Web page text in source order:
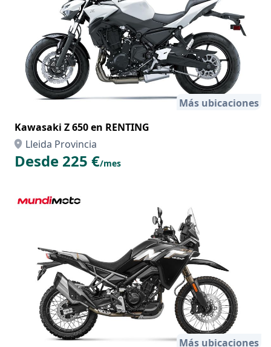
Más ubicaciones
Kawasaki Z 650 en RENTING
Lleida Provincia
Desde 225 €/mes
Más ubicaciones